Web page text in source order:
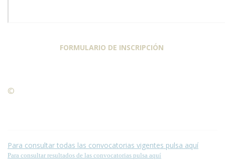
FORMULARIO DE INSCRIPCIÓN
©
Para consultar todas las convocatorias vigentes pulsa aquí
Para consultar resultados de las convocatorias pulsa aquí